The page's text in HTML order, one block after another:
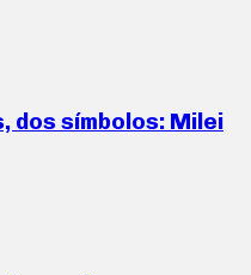
dos símbolos: Milei